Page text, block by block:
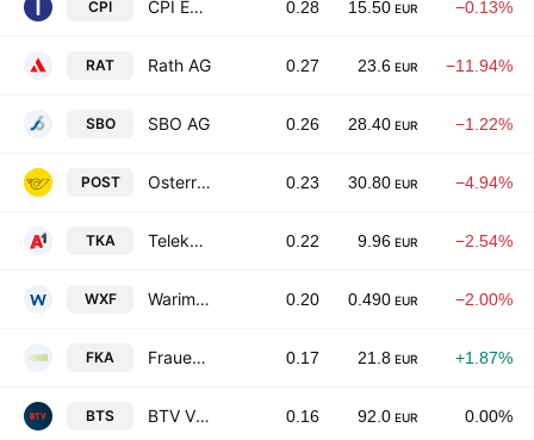
CPI CPI Europe AG 0.28 15.50 EUR −0.13%
RAT Rath AG 0.27 23.6 EUR −11.94%
SBO SBO AG 0.26 28.40 EUR −1.22%
POST Osterreichische Post AG 0.23 30.80 EUR −4.94%
TKA Telekom Austria AG 0.22 9.96 EUR −2.54%
WXF Warimpex Finanz- und Beteiligungs AG 0.20 0.490 EUR −2.00%
FKA Frauenthal Holding AG 0.17 21.8 EUR +1.87%
BTS BTV Vier Lander Bank AG 0.16 92.0 EUR 0.00%